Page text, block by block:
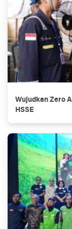
Wujudkan Zero
HSSE